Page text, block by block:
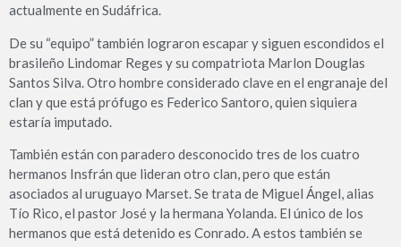
actualmente en Sudáfrica.
De su “equipo” también lograron escapar y siguen escondidos el
brasileño Lindomar Reges y su compatriota Marlon Douglas
Santos Silva. Otro hombre considerado clave en el engranaje del
clan y que está prófugo es Federico Santoro, quien siquiera
estaría imputado.
También están con paradero desconocido tres de los cuatro
hermanos Insfrán que lideran otro clan, pero que están
asociados al uruguayo Marset. Se trata de Miguel Ángel, alias
Tío Rico, el pastor José y la hermana Yolanda. El único de los
hermanos que está detenido es Conrado. A estos también se